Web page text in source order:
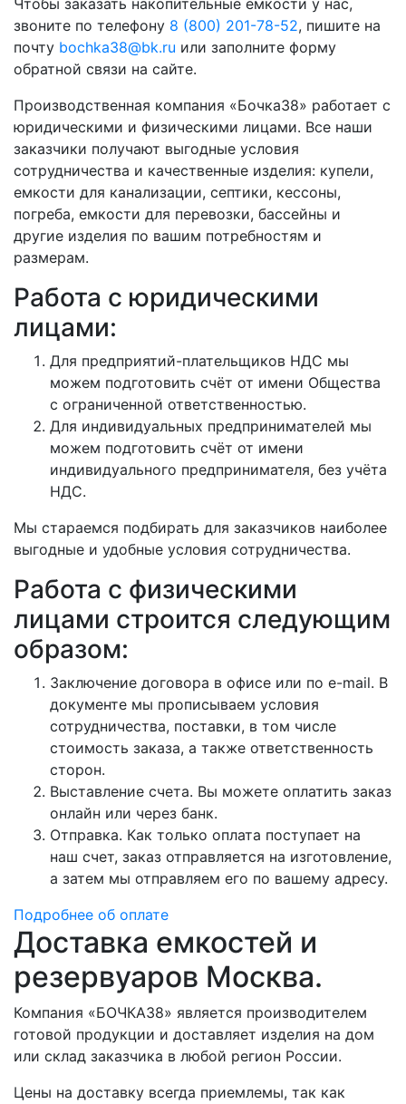
Чтобы заказать накопительные ёмкости у нас,
звоните по телефону 8 (800) 201-78-52, пишите на
почту bochka38@bk.ru или заполните форму
обратной связи на сайте.
Производственная компания «Бочка38» работает с
юридическими и физическими лицами. Все наши
заказчики получают выгодные условия
сотрудничества и качественные изделия: купели,
емкости для канализации, септики, кессоны,
погреба, емкости для перевозки, бассейны и
другие изделия по вашим потребностям и
размерам.
Работа с юридическими
лицами:
Для предприятий-плательщиков НДС мы
можем подготовить счёт от имени Общества
с ограниченной ответственностью.
Для индивидуальных предпринимателей мы
можем подготовить счёт от имени
индивидуального предпринимателя, без учёта
НДС.
Мы стараемся подбирать для заказчиков наиболее
выгодные и удобные условия сотрудничества.
Работа с физическими
лицами строится следующим
образом:
Заключение договора в офисе или по e-mail. В
документе мы прописываем условия
сотрудничества, поставки, в том числе
стоимость заказа, а также ответственность
сторон.
Выставление счета. Вы можете оплатить заказ
онлайн или через банк.
Отправка. Как только оплата поступает на
наш счет, заказ отправляется на изготовление,
а затем мы отправляем его по вашему адресу.
Подробнее об оплате
Доставка емкостей и
резервуаров Москва.
Компания «БОЧКА38» является производителем
готовой продукции и доставляет изделия на дом
или склад заказчика в любой регион России.
Цены на доставку всегда приемлемы, так как